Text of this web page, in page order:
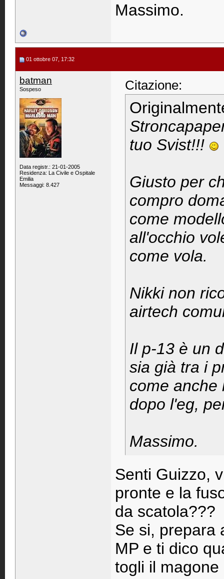
Massimo.
01 ottobre 07, 17:32
batman
Sospeso
Data registr.: 21-01-2005
Residenza: La Civile e Ospitale
Emilia
Messaggi: 8.427
Citazione:
tuo Svist!!!
Giusto per
compro
come
all'occhio
come vola.
Nikki non
airtech
Il p-13 è un
sia già tra i
come anche
dopo l'eg,
Massimo.
Senti Guizzo,
pronte e la
da scatola???
Se si, prepara
MP e ti dico
togli il